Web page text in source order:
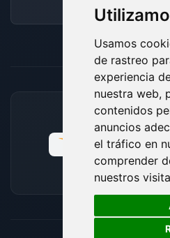
Usamos
de rastreo
experiencia
nuestra web,
contenidos
anuncios
el tráfico en
comprender
nuestros
Foro
MÉTODOS DE